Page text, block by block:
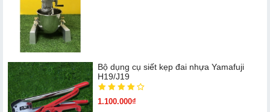
Bộ dụng cụ siết kẹp đai nhựa Yamafuji
H19/J19
1.100.000₫